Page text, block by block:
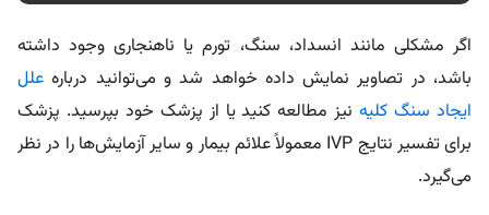
اگر مشکلی مانند انسداد، سنگ، تورم یا ناهنجاری وجود داشته
باشد، در تصاویر نمایش داده خواهد شد و می‌توانید درباره علل
ایجاد سنگ کلیهنیز مطالعه کنید یا از پزشک خود بپرسید. پزشک
برای تفسیر نتایج IVP معمولاً علائم بیمار و سایر آزمایش‌ها را در نظر
می‌گیرد.